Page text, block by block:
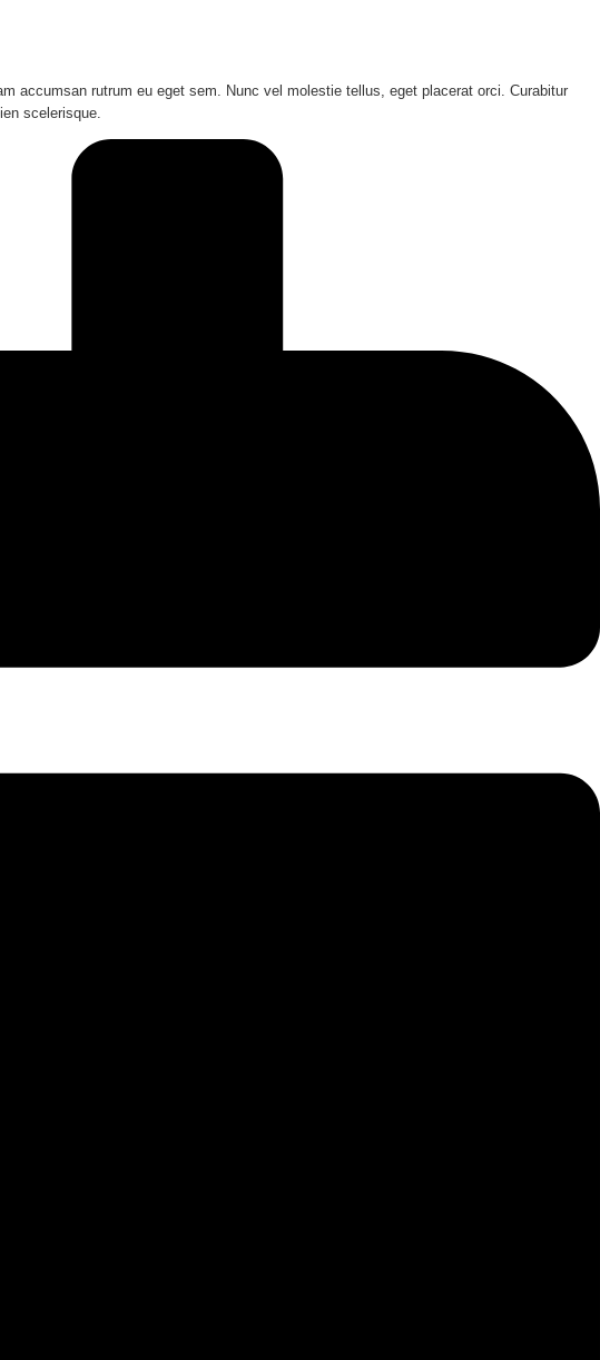
accumsan rutrum eu eget sem. Nunc vel molestie tellus, eget placerat orci. Curabitur
scelerisque.